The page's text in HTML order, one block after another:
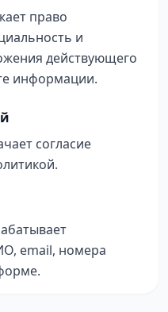
право
и
действующего
информации.
согласие
email, номера